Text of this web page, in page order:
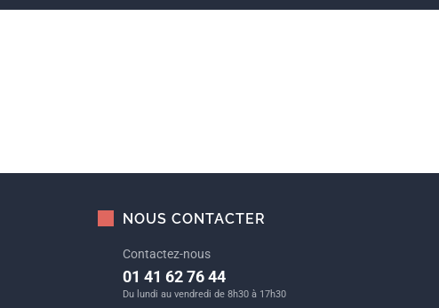
NOUS CONTACTER
Contactez-nous
01 41 62 76 44
Du lundi au vendredi de 8h30 à 17h30